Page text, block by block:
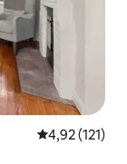
4,92 de uma
4,92 (121)